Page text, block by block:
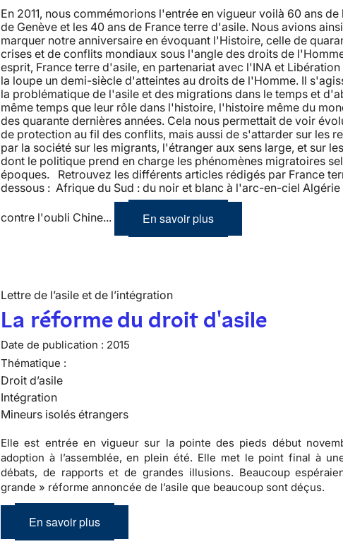
En 2011, nous commémorions l'entrée en vigueur voilà 60 ans
de Genève et les 40 ans de France terre d'asile. Nous avions
marquer notre anniversaire en évoquant l'Histoire, celle de
crises et de conflits mondiaux sous l'angle des droits de
esprit, France terre d'asile, en partenariat avec l'INA et Libération
la loupe un demi-siècle d'atteintes au droits de l'Homme. Il
la problématique de l'asile et des migrations dans le temps et
même temps que leur rôle dans l'histoire, l'histoire même du
des quarante dernières années. Cela nous permettait de voir
de protection au fil des conflits, mais aussi de s'attarder sur les
par la société sur les migrants, l'étranger aux sens large, et sur
dont le politique prend en charge les phénomènes migratoires
époques. Retrouvez les différents articles rédigés par France
dessous : Afrique du Sud : du noir et blanc à l'arc-en-ciel Algérie
contre l'oubli Chine... En savoir plus
Lettre de l’asile et de l’intégration
La réforme du droit d'asile
Date de publication : 2015
Thématique :
Droit d’asile
Intégration
Mineurs isolés étrangers
Elle est entrée en vigueur sur la pointe des pieds début
adoption à l’assemblée, en plein été. Elle met le point final à
débats, de rapports et de grandes illusions. Beaucoup
grande » réforme annoncée de l’asile que beaucoup sont déçus.
En savoir plus